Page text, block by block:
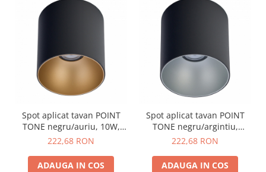
Spot aplicat tavan POINT
TONE negru/auriu, 10W,
diametru 12.7 cm
222,68 RON
ADAUGA IN COS
Spot aplicat tavan POINT
TONE negru/argintiu,
lungime 12.5 cm
222,68 RON
ADAUGA IN COS